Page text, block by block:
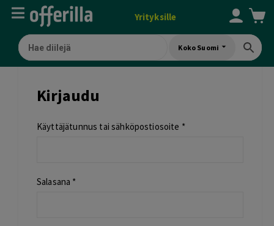
Yrityksille
Koko Suomi
Kirjaudu
Käyttäjätunnus tai sähköpostiosoite *
Salasana *